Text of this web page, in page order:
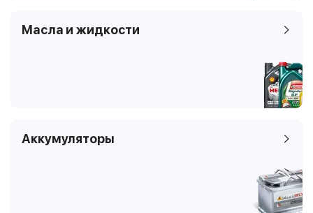
Масла и жидкости
Аккумуляторы